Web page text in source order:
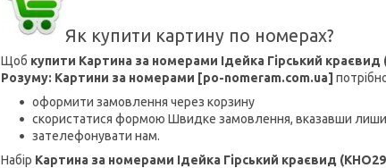
Як купити картину по номерах?
Щоб купити Картина за номерами Ідейка Гірський краєвид
Розуму: Картини за номерами [po-nomeram.com.ua]
оформити замовлення через корзину
скористатися формою Швидке замовлення, вказавши
зателефонувати нам.
Набір Картина за номерами Ідейка Гірський краєвид